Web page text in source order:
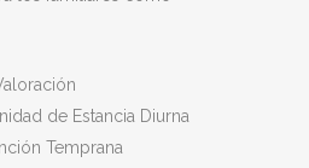
de Estancia Diurna
Temprana